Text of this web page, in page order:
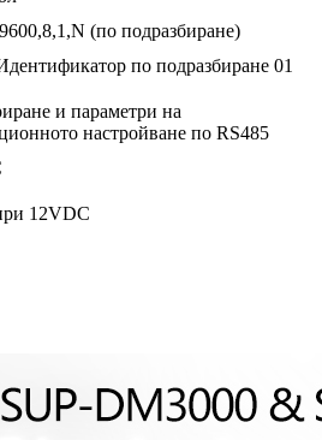
(по подразбиране)
по подразбиране 01
и параметри на
настройване по RS485
12VDC